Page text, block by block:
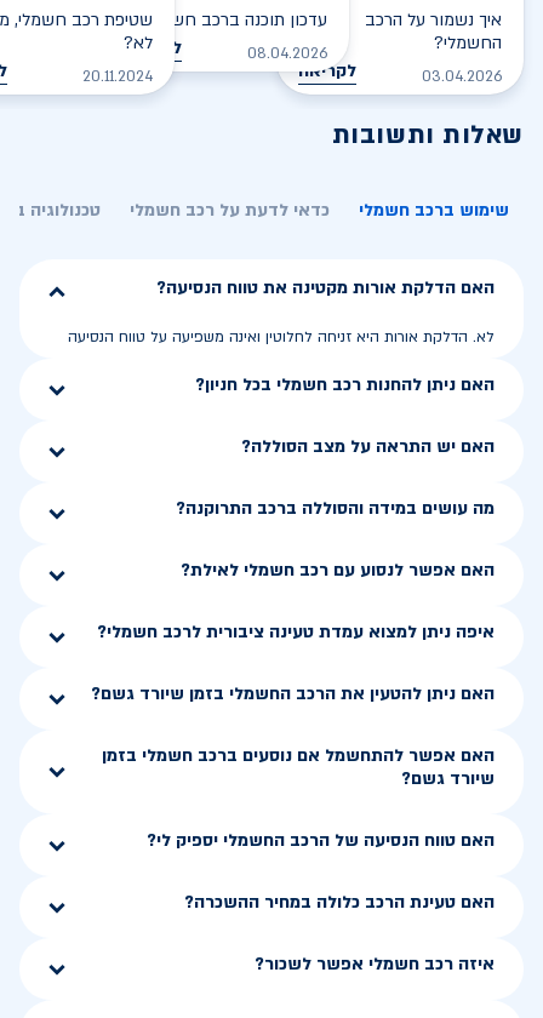
איך נשמור על הרכב
החשמלי?
03.04.2026 לקריאה
עדכון תוכנה ברכב חשמלי
08.04.2026 לקריאה
שטיפת רכב חשמלי,
לא?
20.11.2024
שאלות ותשובות
שימוש ברכב חשמלי כדאי לדעת על רכב חשמלי טכנולוגיה
האם הדלקת אורות מקטינה את טווח הנסיעה?
לא. הדלקת אורות היא זניחה לחלוטין ואינה משפיעה על טווח הנסיעה
האם ניתן להחנות רכב חשמלי בכל חניון?
האם יש התראה על מצב הסוללה?
מה עושים במידה והסוללה ברכב התרוקנה?
האם אפשר לנסוע עם רכב חשמלי לאילת?
איפה ניתן למצוא עמדת טעינה ציבורית לרכב חשמלי?
האם ניתן להטעין את הרכב החשמלי בזמן שיורד גשם?
האם אפשר להתחשמל אם נוסעים ברכב חשמלי בזמן
שיורד גשם?
האם טווח הנסיעה של הרכב החשמלי יספיק לי?
האם טעינת הרכב כלולה במחיר ההשכרה?
איזה רכב חשמלי אפשר לשכור?